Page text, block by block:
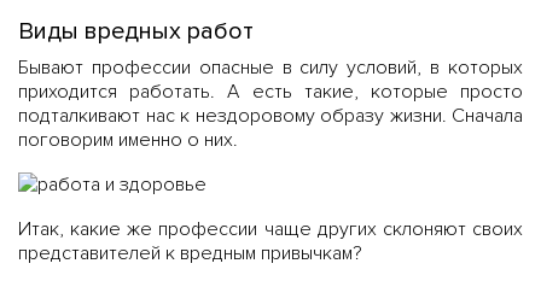
Виды вредных работ
Бывают профессии опасные в силу условий, в которых
приходится работать. А есть такие, которые просто
подталкивают нас к нездоровому образу жизни. Сначала
поговорим именно о них.
Итак, какие же профессии чаще других склоняют своих
представителей к вредным привычкам?